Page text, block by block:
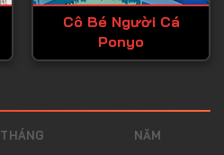
Tập 49
Cô Bé Người Cá
Ponyo
THÁNG NĂM